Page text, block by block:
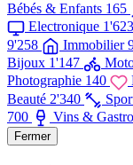
Bébés & Enfants 165
Electronique 1'623
9'258
Immobilier
Bijoux 1'147
Photographie 140
Beauté 2'340
700
Vins &
Fermer